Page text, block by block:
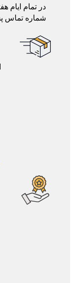
در تمام ایام
شماره تماس